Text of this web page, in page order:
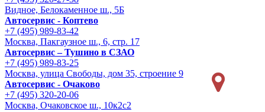
Видное, Белокаменное ш., 5Б
Автосервис - Коптево
+7 (495) 989-83-42
Москва, Пакгаузное ш., 6, стр. 17
Автосервис – Тушино в СЗАО
+7 (495) 989-83-25
Москва, улица Свободы, дом 35, строение 9
Автосервис - Очаково
+7 (495) 320-20-06
Москва, Очаковское ш., 10к2с2